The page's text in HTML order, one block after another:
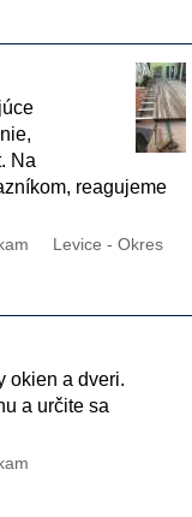
Na
reagujeme
Levice - Okres
okien a dveri.
a určite sa